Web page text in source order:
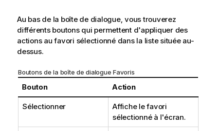
Au bas de la boîte de dialogue, vous trouverez
différents boutons qui permettent d'appliquer des
actions au favori sélectionné dans la liste située au-
dessus.
Boutons de la boîte de dialogue Favoris
Bouton Action
Sélectionner
Affiche le favori
sélectionné à l'écran.